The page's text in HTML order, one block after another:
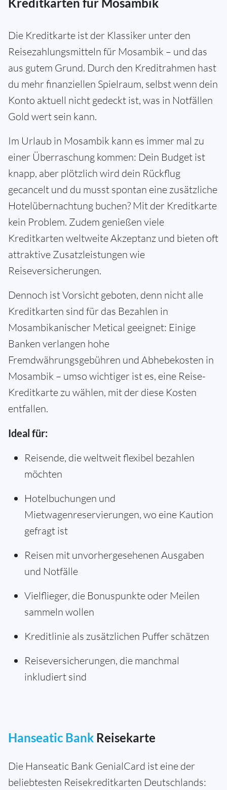
Die Kreditkarte ist der Klassiker unter den
Reisezahlungsmitteln für Mosambik – und das
aus gutem Grund. Durch den Kreditrahmen hast
du mehr finanziellen Spielraum, selbst wenn dein
Konto aktuell nicht gedeckt ist, was in Notfällen
Gold wert sein kann.
Im Urlaub in Mosambik kann es immer mal zu
einer Überraschung kommen: Dein Budget ist
knapp, aber plötzlich wird dein Rückflug
gecancelt und du musst spontan eine zusätzliche
Hotelübernachtung buchen? Mit der Kreditkarte
kein Problem. Zudem genießen viele
Kreditkarten weltweite Akzeptanz und bieten oft
attraktive Zusatzleistungen wie
Reiseversicherungen.
Dennoch ist Vorsicht geboten, denn nicht alle
Kreditkarten sind für das Bezahlen in
Mosambikanischer Metical geeignet: Einige
Banken verlangen hohe
Fremdwährungsgebühren und Abhebekosten in
Mosambik – umso wichtiger ist es, eine Reise-
Kreditkarte zu wählen, mit der diese Kosten
entfallen.
Ideal für:
Reisende, die weltweit flexibel bezahlen
möchten
Hotelbuchungen und
Mietwagenreservierungen, wo eine Kaution
gefragt ist
Reisen mit unvorhergesehenen Ausgaben
und Notfälle
Vielflieger, die Bonuspunkte oder Meilen
sammeln wollen
Kreditlinie als zusätzlichen Puffer schätzen
Reiseversicherungen, die manchmal
inkludiert sind
Hanseatic Bank Reisekarte
Die Hanseatic Bank GenialCard ist eine der
beliebtesten Reisekreditkarten Deutschlands: